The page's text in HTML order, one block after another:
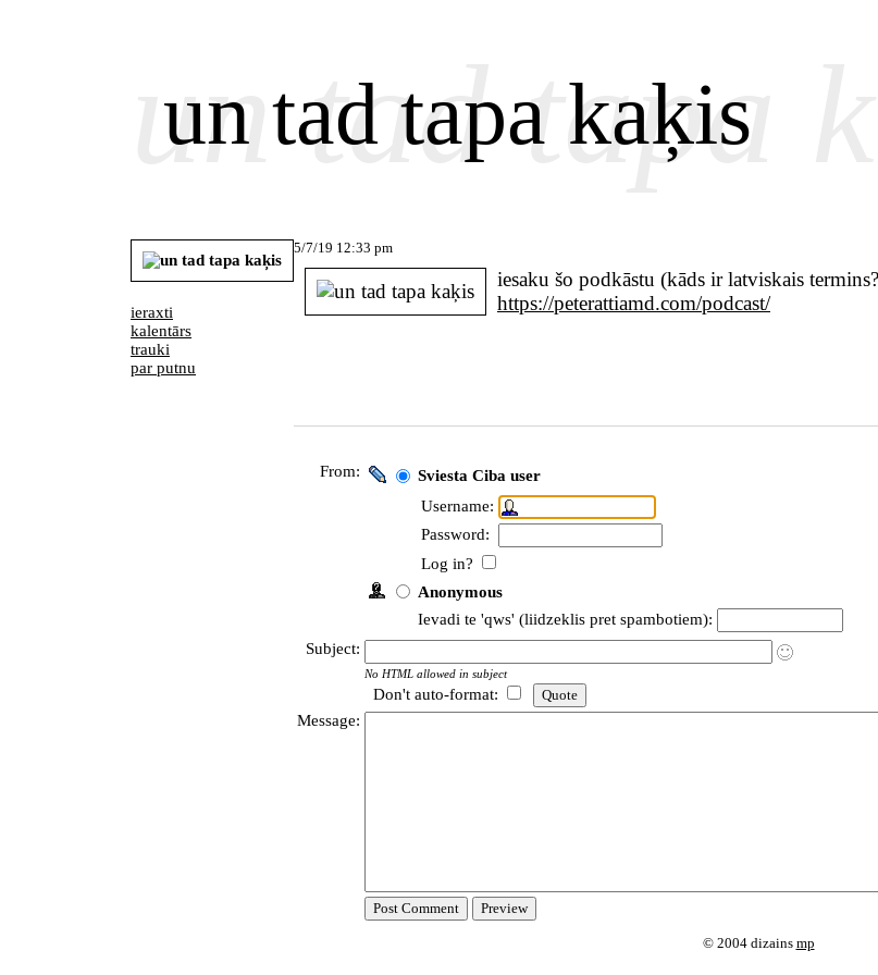
un tad tapa kaķis
un tad tapa
ieraxti
kalentārs
trauki
par putnu
5/7/19 12:33 pm
iesaku šo podkāstu (kāds ir latviskais
https://peterattiamd.com/podcast/
From:
Sviesta Ciba user
Username:
Password:
Log in?
Anonymous
Ievadi te 'qws' (liidzeklis pret spambotiem):
Subject:
No HTML allowed in subject
Don't auto-format:
Message:
© 2004 dizains mp